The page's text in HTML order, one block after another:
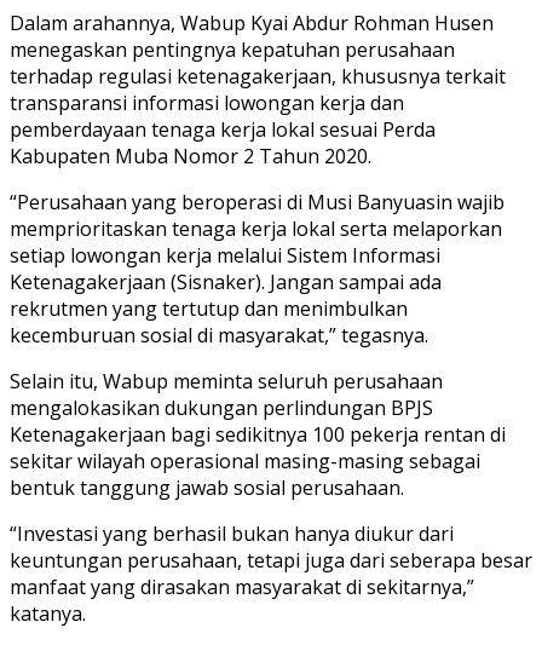
Dalam arahannya, Wabup Kyai Abdur Rohman Husen
menegaskan pentingnya kepatuhan perusahaan
terhadap regulasi ketenagakerjaan, khususnya terkait
transparansi informasi lowongan kerja dan
pemberdayaan tenaga kerja lokal sesuai Perda
Kabupaten Muba Nomor 2 Tahun 2020.
“Perusahaan yang beroperasi di Musi Banyuasin wajib
memprioritaskan tenaga kerja lokal serta melaporkan
setiap lowongan kerja melalui Sistem Informasi
Ketenagakerjaan (Sisnaker). Jangan sampai ada
rekrutmen yang tertutup dan menimbulkan
kecemburuan sosial di masyarakat,” tegasnya.
Selain itu, Wabup meminta seluruh perusahaan
mengalokasikan dukungan perlindungan BPJS
Ketenagakerjaan bagi sedikitnya 100 pekerja rentan di
sekitar wilayah operasional masing-masing sebagai
bentuk tanggung jawab sosial perusahaan.
“Investasi yang berhasil bukan hanya diukur dari
keuntungan perusahaan, tetapi juga dari seberapa besar
manfaat yang dirasakan masyarakat di sekitarnya,”
katanya.